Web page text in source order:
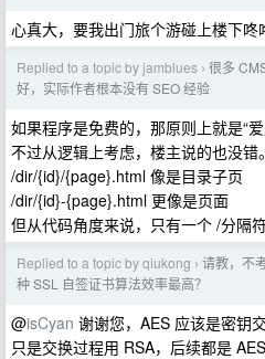
心真大，要我出门旅个游碰上楼下
Replied to a topic by jamblues › 很多
好，实际作者根本没有 SEO 经验
如果程序是免费的，那原则上就是“
不过从逻辑上考虑，楼主说的也没错。
/dir/{id}/{page}.html 像是目录子页
/dir/{id}-{page}.html 更像是页面
但从代码角度来说，只有一个 /分隔
Replied to a topic by qiukong › 请教，不
种 SSL 自签证书算法效率最高？
@isCyan 谢谢您，AES 应该是密钥
只是交换过程用 RSA，后续都是 AES